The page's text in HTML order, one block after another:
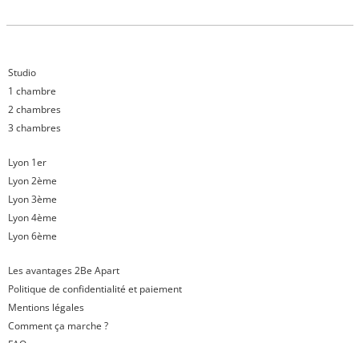
Studio
1 chambre
2 chambres
3 chambres
Lyon 1er
Lyon 2ème
Lyon 3ème
Lyon 4ème
Lyon 6ème
Les avantages 2Be Apart
Politique de confidentialité et paiement
Mentions légales
Comment ça marche ?